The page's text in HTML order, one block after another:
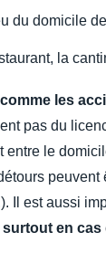
du domicile
la
les
pas du
entre le
Il est aussi
surtout en cas